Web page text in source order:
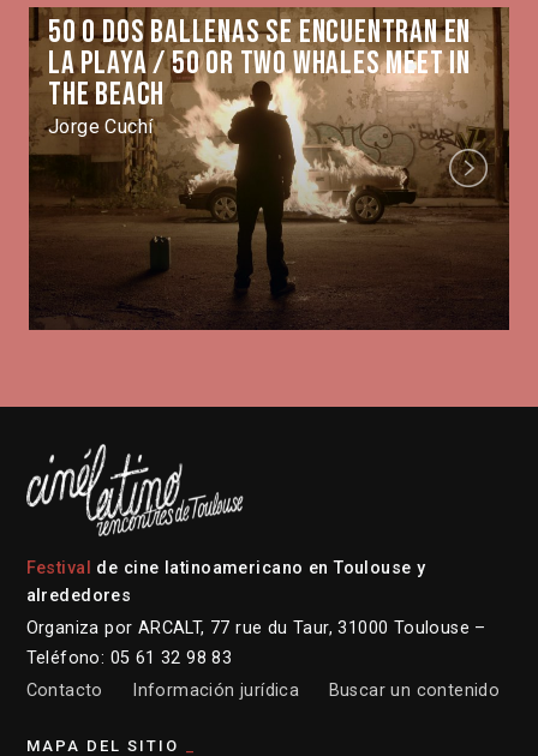
50 o dos ballenas se encuentran en
la playa / 50 or Two Whales Meet in
the Beach
Jorge Cuchí
Next
Festival
de cine latinoamericano en Toulouse y
alrededores
Organiza por ARCALT, 77 rue du Taur, 31000 Toulouse –
Teléfono: 05 61 32 98 83
Contacto
Información jurídica Buscar un contenido
MAPA DEL SITIO